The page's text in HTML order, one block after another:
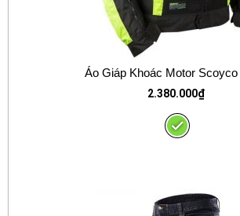
Áo Giáp Khoác Motor Scoyco
2.380.000₫